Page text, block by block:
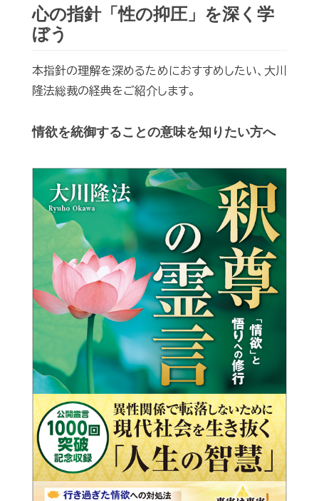
心の指針「性の抑圧」を深く学
ぼう
本指針の理解を深めるためにおすすめしたい、大川
隆法総裁の経典をご紹介します。
情欲を統御することの意味を知りたい方へ